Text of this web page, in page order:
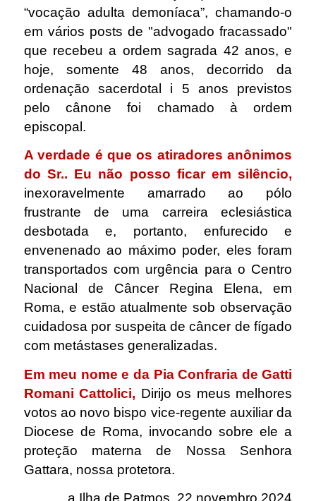
“vocação adulta demoníaca”, chamando-o
em vários posts de "advogado fracassado"
que recebeu a ordem sagrada 42 anos, e
hoje, somente 48 anos, decorrido da
ordenação sacerdotal i 5 anos previstos
pelo cânone foi chamado à ordem
episcopal.
A verdade é que os atiradores anônimos
do Sr.. Eu não posso ficar em silêncio,
inexoravelmente amarrado ao pólo
frustrante de uma carreira eclesiástica
desbotada e, portanto, enfurecido e
envenenado ao máximo poder, eles foram
transportados com urgência para o Centro
Nacional de Câncer Regina Elena, em
Roma, e estão atualmente sob observação
cuidadosa por suspeita de câncer de fígado
com metástases generalizadas.
Em meu nome e da Pia Confraria de Gatti
Romani Cattolici, Dirijo os meus melhores
votos ao novo bispo vice-regente auxiliar da
Diocese de Roma, invocando sobre ele a
proteção materna de Nossa Senhora
Gattara, nossa protetora.